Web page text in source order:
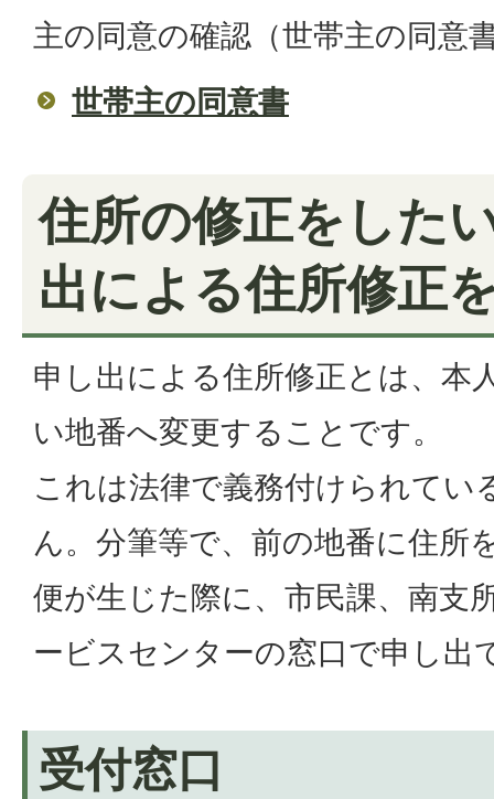
主の同意の確認（世帯主の同意
世帯主の同意書
住所の修正をした
出による住所修正
申し出による住所修正とは、本
い地番へ変更することです。
これは法律で義務付けられてい
ん。分筆等で、前の地番に住所
便が生じた際に、市民課、南支
ービスセンターの窓口で申し出
受付窓口